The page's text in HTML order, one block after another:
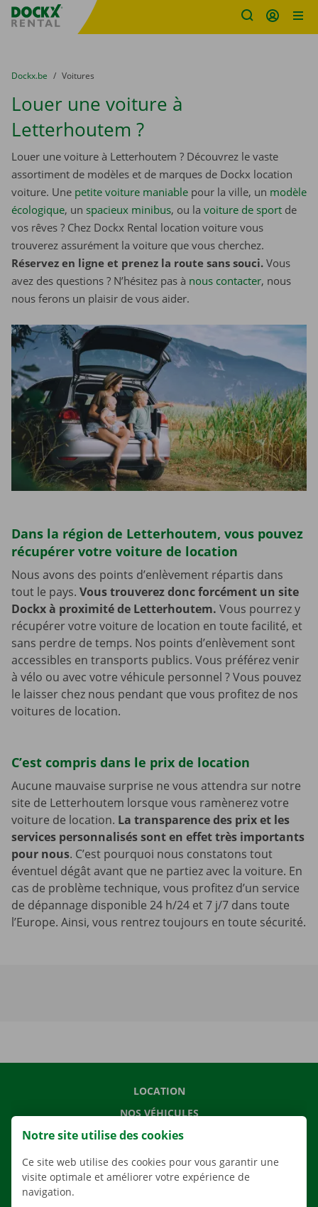
sitename
You are here:
du
Dockx.be to
Voitures
Louer une voiture à
Letterhoutem ?
Louer une voiture à Letterhoutem ? Découvrez le vaste
assortiment de modèles et de marques de Dockx location
voiture. Une petite voiture maniable pour la ville, un modèle
écologique, un spacieux minibus, ou la voiture de sport de
vos rêves ? Chez Dockx Rental location voiture vous
trouverez assurément la voiture que vous cherchez.
Réservez en ligne et prenez la route sans souci. Vous
avez des questions ? N’hésitez pas à nous contacter, nous
nous ferons un plaisir de vous aider.
Dans la région de Letterhoutem, vous pouvez
récupérer votre voiture de location
Nous avons des points d’enlèvement répartis dans
tout le pays. Vous trouverez donc forcément un site
Dockx à proximité de Letterhoutem. Vous pourrez y
récupérer votre voiture de location en toute facilité, et
sans perdre de temps. Nos points d’enlèvement sont
accessibles en transports publics. Vous préférez venir
à vélo ou avec votre véhicule personnel ? Vous pouvez
le laisser chez nous pendant que vous profitez de nos
voitures de location.
C’est compris dans le prix de location
Aucune mauvaise surprise ne vous attendra sur notre
site de Letterhoutem lorsque vous ramènerez votre
voiture de location. La transparence des prix et les
services personnalisés sont en effet très importants
pour nous. C’est pourquoi nous constatons tout
éventuel dégât avant que ne partiez avec la voiture. En
cas de problème technique, vous profitez d’un service
de dépannage disponible 24 h/24 et 7 j/7 dans toute
l’Europe. Ainsi, vous rentrez toujours en toute sécurité.
LOCATION
NOS VÉHICULES
NOS SERVICES
AGENCES
APPLI
Notre site utilise des cookies
Ce site web utilise des cookies pour vous garantir une
visite optimale et améliorer votre expérience de
navigation.